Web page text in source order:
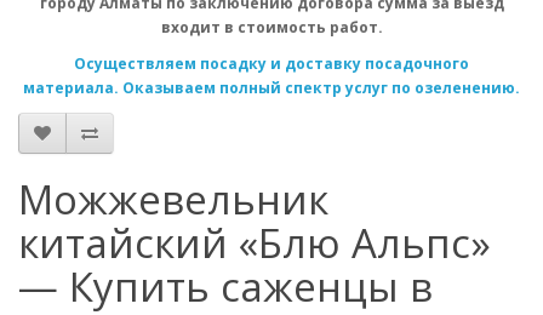
входит в стоимость работ.
Осуществляем посадку и доставку посадочного
материала. Оказываем полный спектр услуг по озеленению.
Можжевельник
китайский «Блю Альпс»
— Купить саженцы в